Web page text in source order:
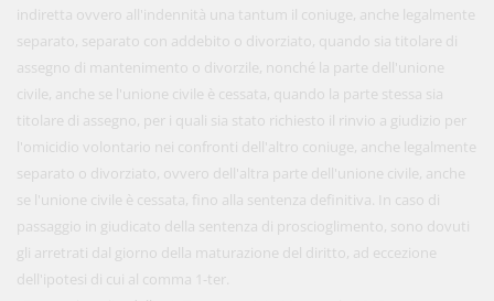
indiretta ovvero all'indennità una tantum il coniuge, anche legalmente
separato, separato con addebito o divorziato, quando sia titolare di
assegno di mantenimento o divorzile, nonché la parte dell'unione
civile, anche se l'unione civile è cessata, quando la parte stessa sia
titolare di assegno, per i quali sia stato richiesto il rinvio a giudizio per
l'omicidio volontario nei confronti dell'altro coniuge, anche legalmente
separato o divorziato, ovvero dell'altra parte dell'unione civile, anche
se l'unione civile è cessata, fino alla sentenza definitiva. In caso di
passaggio in giudicato della sentenza di proscioglimento, sono dovuti
gli arretrati dal giorno della maturazione del diritto, ad eccezione
dell'ipotesi di cui al comma 1-ter.